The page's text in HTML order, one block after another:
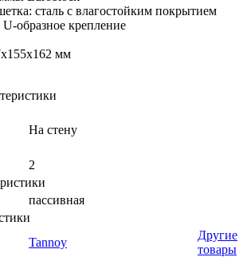
сталь с влагостойким покрытием
образное крепление
мм
На стену
2
пассивная
Tannoy
Другие
товары